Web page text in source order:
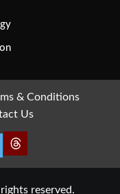
& Conditions
Us
reserved.